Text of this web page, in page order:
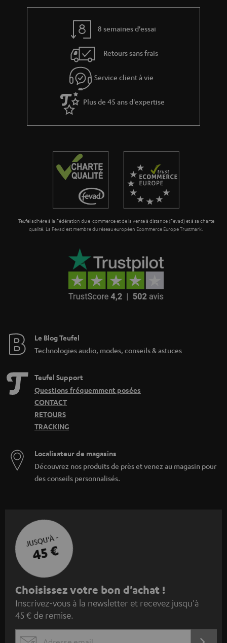
b
a
a
r
i
8 semaines d'essai
Retours sans frais
Service client à vie
Plus de 45 ans d'expertise
Teufel adhère à la Fédération du e-commerce et de la vente à distance (Fevad) et à sa charte
qualité. La Fevad est membre du réseau européen Ecommerce Europe Trustmark.
Le Blog Teufel
Technologies audio, modes, conseils & astuces
Teufel Support
Questions fréquemment posées
CONTACT
RETOURS
TRACKING
Localisateur de magasins
Découvrez nos produits de près et venez au magasin pour
des conseils personnalisés.
JUSQU'À -
45 €
I
n
s
c
Choisissez votre bon d'achat !
Inscrivez-vous à la newsletter et recevez jusqu'à
45 € de remise.